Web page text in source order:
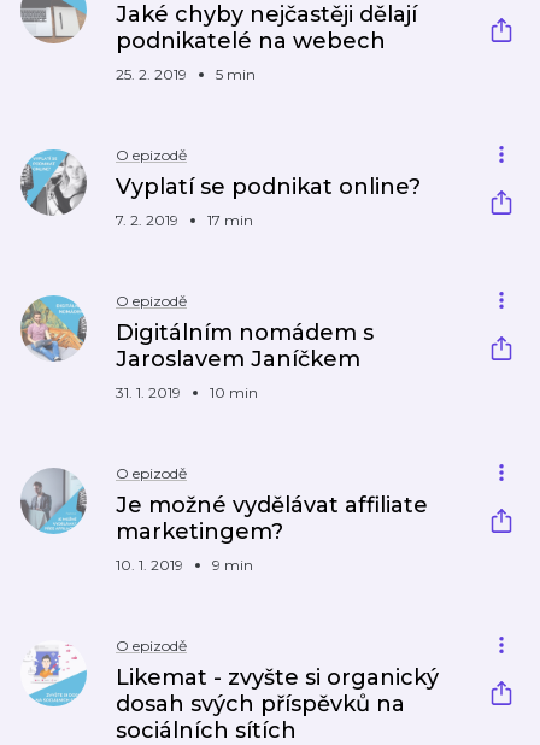
Jaké chyby nejčastěji dělají
podnikatelé na webech
25. 2. 2019 5 min
O epizodě
Vyplatí se podnikat online?
7. 2. 2019 17 min
O epizodě
Digitálním nomádem s
Jaroslavem Janíčkem
31. 1. 2019 10 min
O epizodě
Je možné vydělávat affiliate
marketingem?
10. 1. 2019 9 min
O epizodě
Likemat - zvyšte si organický
dosah svých příspěvků na
sociálních sítích